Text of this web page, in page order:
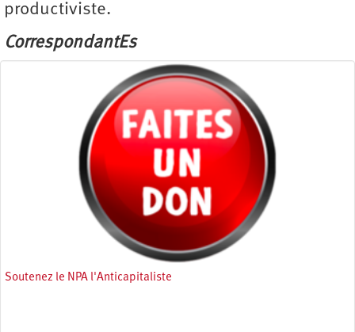
productiviste.
CorrespondantEs
Soutenez le NPA l'Anticapitaliste